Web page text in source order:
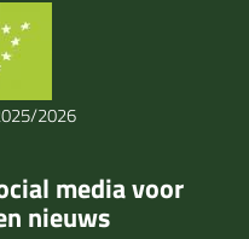
2026
media voor
nieuws